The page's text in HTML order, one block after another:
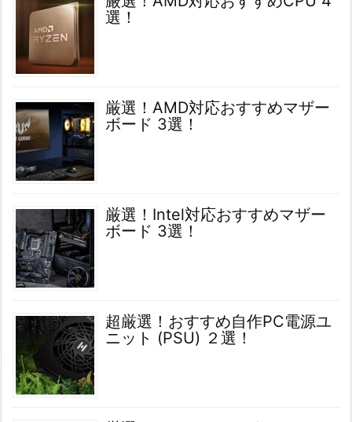
選！
厳選！AMD対応おすすめマザー
ボード 3選！
厳選！Intel対応おすすめマザー
ボード 3選！
超厳選！おすすめ自作PC電源ユ
ニット (PSU) ２選！